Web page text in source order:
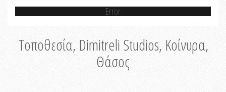
Error
Τοποθεσία, Dimitreli Studios, Κοίνυρα,
Θάσος